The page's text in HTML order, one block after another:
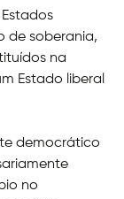
de soberania,
na
Estado liberal
democrático
no